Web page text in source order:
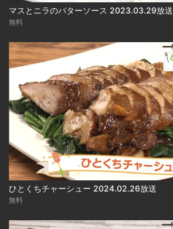
マスとニラのバターソース 2023.03.29放送
無料
ひとくちチャーシュー 2024.02.26放送
無料